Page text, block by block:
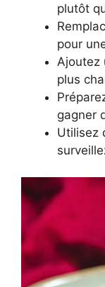
plutôt
pour
Ajoutez
plus
gagner
Utilisez